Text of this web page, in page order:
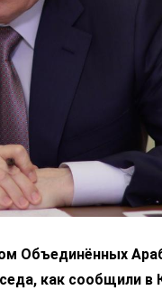
Объединённых
как сообщили в